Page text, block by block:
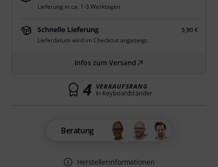
Lieferung in ca. 1-3 Werktagen
Schnelle Lieferung
5,90 €
Lieferdatum wird im Checkout angezeigt.
Infos zum Versand
4 VERKAUFSRANG
in Keyboardständer
Beratung
Herstellerinformationen